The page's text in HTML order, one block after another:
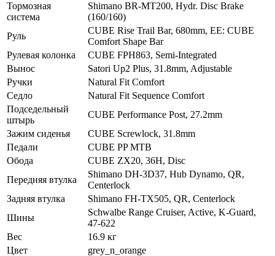
Тормозная
система
Shimano BR-MT200, Hydr. Disc Brake
(160/160)
Руль
CUBE Rise Trail Bar, 680mm, EE: CUBE
Comfort Shape Bar
Рулевая колонка
CUBE FPH863, Semi-Integrated
Вынос
Satori Up2 Plus, 31.8mm, Adjustable
Ручки
Natural Fit Comfort
Седло
Natural Fit Sequence Comfort
Подседельный
штырь
CUBE Performance Post, 27.2mm
Зажим сиденья
CUBE Screwlock, 31.8mm
Педали
CUBE PP MTB
Обода
CUBE ZX20, 36H, Disc
Передняя втулка
Shimano DH-3D37, Hub Dynamo, QR,
Centerlock
Задняя втулка
Shimano FH-TX505, QR, Centerlock
Шины
Schwalbe Range Cruiser, Active, K-Guard,
47-622
Вес
16.9 кг
Цвет
grey_n_orange